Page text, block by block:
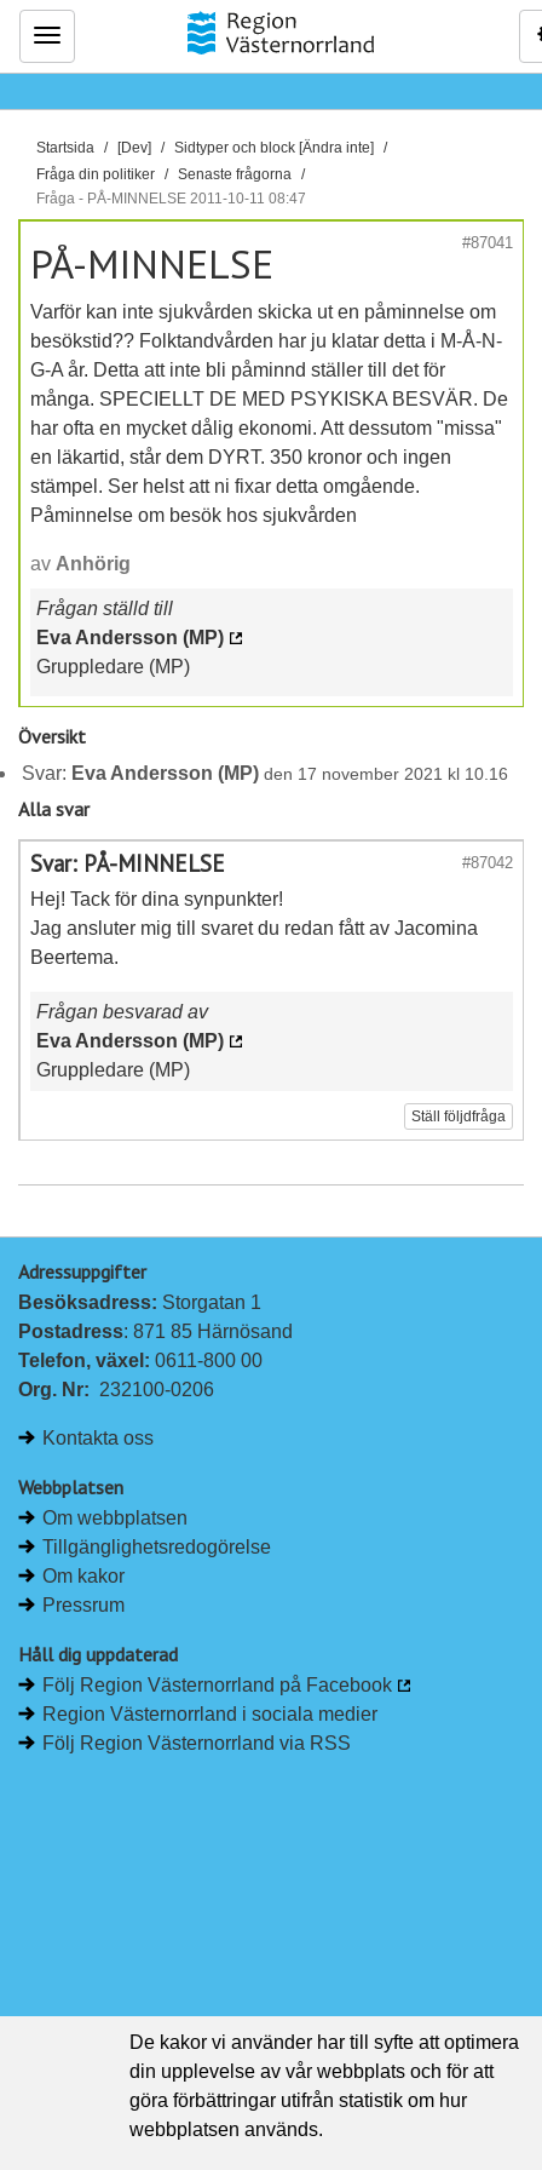
Meny
D
u
ä
h
r
:
Startsida [Dev]
Sidtyper och block [Ändra inte]
Fråga din politiker
Senaste frågorna
Fråga - PÅ-MINNELSE 2011-10-11 08:47
#87041
PÅ-MINNELSE
Varför kan inte sjukvården skicka ut en påminnelse om
besökstid?? Folktandvården har ju klatar detta i M-Å-N-
G-A år. Detta att inte bli påminnd ställer till det för
många. SPECIELLT DE MED PSYKISKA BESVÄR. De
har ofta en mycket dålig ekonomi. Att dessutom "missa"
en läkartid, står dem DYRT. 350 kronor och ingen
stämpel. Ser helst att ni fixar detta omgående.
Påminnelse om besök hos sjukvården
av Anhörig
Frågan ställd till
Eva Andersson (MP)
Gruppledare (MP)
Översikt
Svar: Eva Andersson (MP) den 17 november 2021 kl 10.16
Alla svar
#87042
Svar: PÅ-MINNELSE
Hej! Tack för dina synpunkter!
Jag ansluter mig till svaret du redan fått av Jacomina
Beertema.
Frågan besvarad av
Eva Andersson (MP)
Gruppledare (MP)
Ställ följdfråga
Adressuppgifter
Besöksadress: Storgatan 1
Postadress: 871 85 Härnösand
Telefon, växel: 0611-800 00
Org. Nr: 232100-0206
Kontakta oss
Webbplatsen
Om webbplatsen
Tillgänglighetsredogörelse
Om kakor
Pressrum
Håll dig uppdaterad
Följ Region Västernorrland på Facebook
Region Västernorrland i sociala medier
Följ Region Västernorrland via RSS
De kakor vi använder har till syfte att optimera
din upplevelse av vår webbplats och för att
göra förbättringar utifrån statistik om hur
webbplatsen används.